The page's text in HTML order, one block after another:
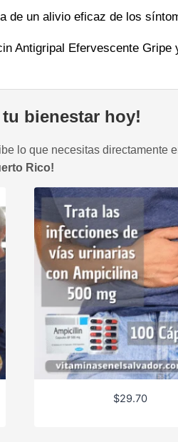
de un alivio eficaz de los
Antigripal Efervescente
tu bienestar hoy!
lo que necesitas directamente
Rico!
$29.70